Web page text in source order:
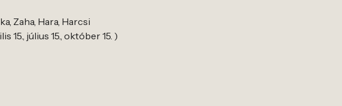
Zaha, Hara, Harcsi
július 15., október 15. )